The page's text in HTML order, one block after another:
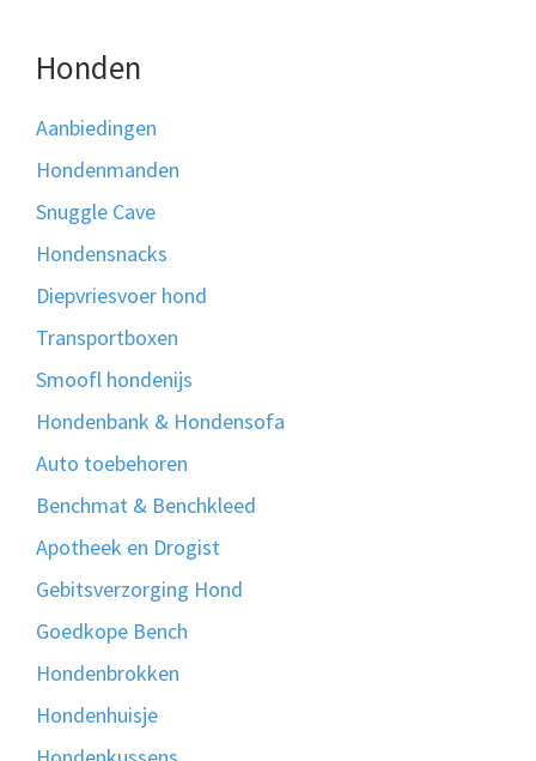
Honden
Aanbiedingen
Hondenmanden
Snuggle Cave
Hondensnacks
Diepvriesvoer hond
Transportboxen
Smoofl hondenijs
Hondenbank & Hondensofa
Auto toebehoren
Benchmat & Benchkleed
Apotheek en Drogist
Gebitsverzorging Hond
Goedkope Bench
Hondenbrokken
Hondenhuisje